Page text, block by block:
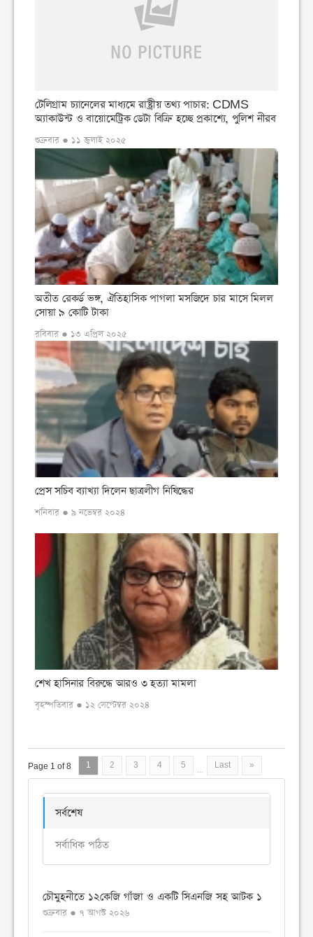
টেলিগ্রাম চ্যানেলের মাধ্যমে রাষ্ট্রীয় তথ্য পাচার: CDMS
অ্যাকাউন্ট ও বায়োমেট্রিক ডেটা বিক্রি হচ্ছে প্রকাশ্যে, পুলিশ নীরব
শুক্রবার ● ১১ জুলাই ২০২৫
অতীত রেকর্ড ভঙ্গ, ঐতিহাসিক পাগলা মসজিদে চার মাসে মিলল
সোয়া ৯ কোটি টাকা
রবিবার ● ১৩ এপ্রিল ২০২৫
প্রেস সচিব ব্যাখ্যা দিলেন ছাত্রলীগ নিষিদ্ধের
শনিবার ● ৯ নভেম্বর ২০২৪
শেখ হাসিনার বিরুদ্ধে আরও ৩ হত্যা মামলা
বৃহস্পতিবার ● ১২ সেপ্টেম্বর ২০২৪
Page 1 of 8 1 2 3 4 5 ... Last »
সর্বশেষ
সর্বাধিক পঠিত
চৌমুহনীতে ১২কেজি গাঁজা ও একটি সিএনজি সহ আটক ১
শুক্রবার ● ৭ আগস্ট ২০২৬